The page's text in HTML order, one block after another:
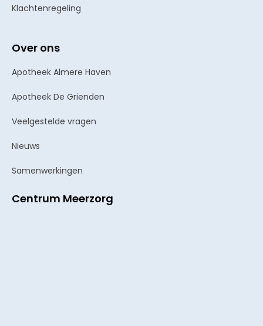
Klachtenregeling
Over ons
Apotheek Almere Haven
Apotheek De Grienden
Veelgestelde vragen
Nieuws
Samenwerkingen
Centrum Meerzorg